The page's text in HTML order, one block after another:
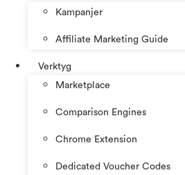
Kampanjer
Affiliate Marketing Guide
Verktyg
Marketplace
Comparison Engines
Chrome Extension
Dedicated Voucher Codes